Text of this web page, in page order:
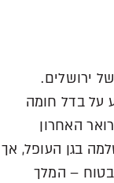
ירושלים.
על בדל חומה
האחרון
בגן העופל, אך
– המלך